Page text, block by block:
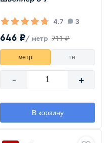
4.7 3
646 ₽/ метр 711 ₽
метр тн.
- +
В корзину